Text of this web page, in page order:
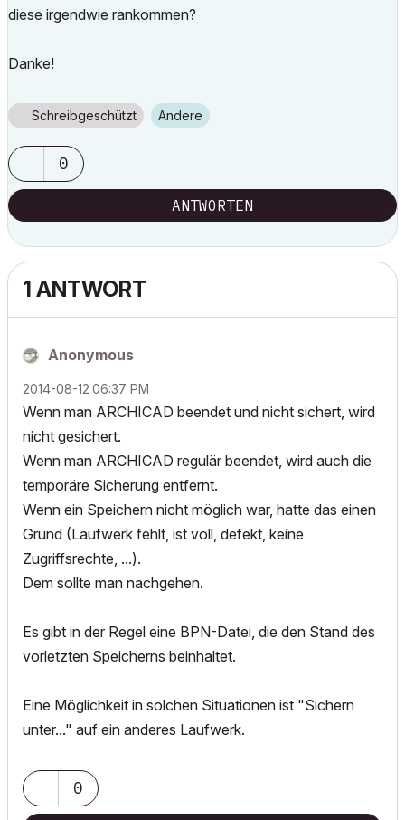
diese irgendwie rankommen?
Danke!
Schreibgeschützt Andere
0
ANTWORTEN
1 ANTWORT
Anonymous
‎2014-08-12 06:37 PM
Wenn man ARCHICAD beendet und nicht sichert, wird
nicht gesichert.
Wenn man ARCHICAD regulär beendet, wird auch die
temporäre Sicherung entfernt.
Wenn ein Speichern nicht möglich war, hatte das einen
Grund (Laufwerk fehlt, ist voll, defekt, keine
Zugriffsrechte, ...).
Dem sollte man nachgehen.
Es gibt in der Regel eine BPN-Datei, die den Stand des
vorletzten Speicherns beinhaltet.
Eine Möglichkeit in solchen Situationen ist "Sichern
unter..." auf ein anderes Laufwerk.
0